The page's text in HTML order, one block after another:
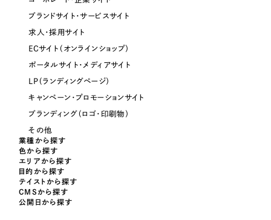
オレンジ・橙色
イエロー・黄色
グリーン・緑色
ブルー・青色
パープル・紫色
ピンク・桃色
ブランドサイト・サービスサイト
求人・採用サイト
ECサイト（オンラインショップ）
ポータルサイト・メディアサイト
LP（ランディングページ）
キャンペーン・プロモーションサイト
ブランディング（ロゴ・印刷物）
その他
業種から探す
色から探す
エリアから探す
目的から探す
テイストから探す
CMSから探す
公開日から探す